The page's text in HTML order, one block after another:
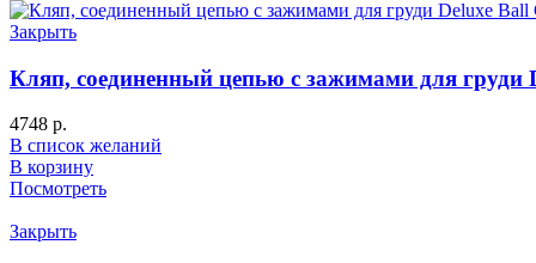
Закрыть
Кляп, соединенный цепью с зажимами для груди
4748 р.
В список желаний
В корзину
Посмотреть
Закрыть